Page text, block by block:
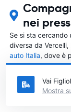
nei
Se si sta cercando
diversa da
auto Italia, dove è
vuole noleggiare
Vai
Mostra